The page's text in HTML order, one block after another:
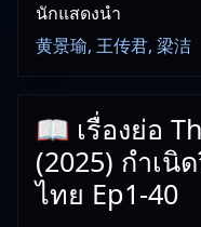
นักแสดงนำ
黄景瑜, 王传君, 梁洁
📖 เรื่องย่อ
(2025) กำเ
ไทย Ep1-40